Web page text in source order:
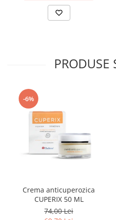
sensibilizarea tenului pot fi
cuperozei. Insa nu
produsele dedicate acestei
acesteia si ii pot reduce
produsele care protejeaza tenul
PRODUSE
-6%
Crema anticuperozica
CUPERIX 50 ML
74,00 Lei